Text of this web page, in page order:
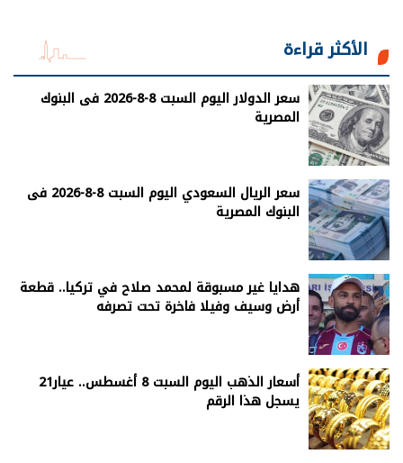
الأكثر قراءة
سعر الدولار اليوم السبت 8-8-2026 فى البنوك
المصرية
سعر الريال السعودي اليوم السبت 8-8-2026 فى
البنوك المصرية
هدايا غير مسبوقة لمحمد صلاح في تركيا.. قطعة
أرض وسيف وفيلا فاخرة تحت تصرفه
أسعار الذهب اليوم السبت 8 أغسطس.. عيار21
يسجل هذا الرقم